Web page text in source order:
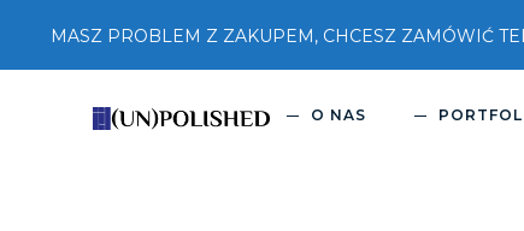
MASZ PROBLEM Z ZAKUPEM, CHCESZ ZAMÓWIĆ
O NAS